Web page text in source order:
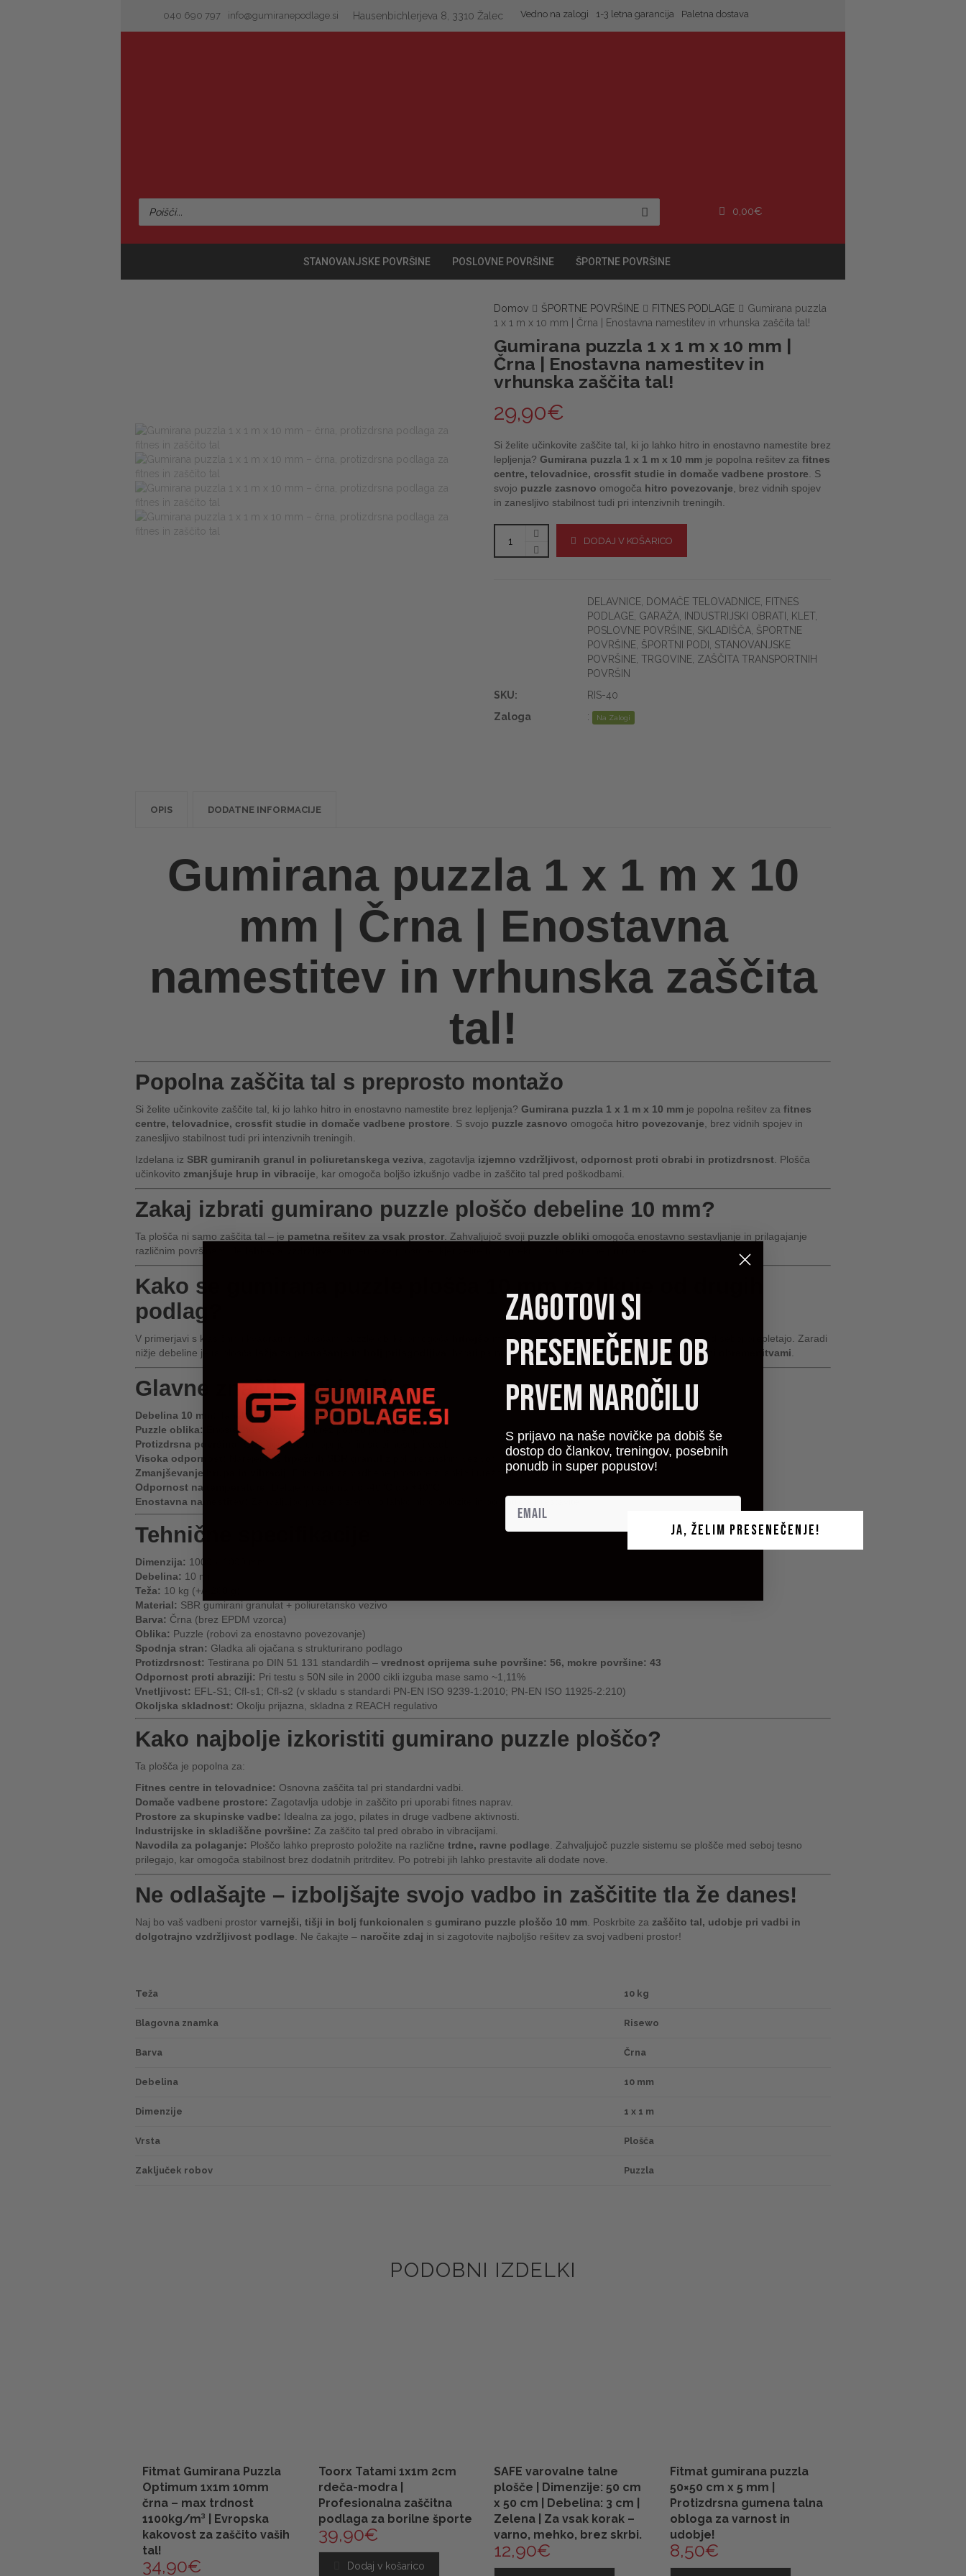
040 690 797 info@gumiranepodlage.si Hausenbichlerjeva 8, 3310 Žalec Vedno na zalogi 1-3 letna garancija Paletna dostava
0,00€
STANOVANJSKE POVRŠINE POSLOVNE POVRŠINE ŠPORTNE POVRŠINE
Domov ŠPORTNE POVRŠINE FITNES PODLAGE
Gumirana puzzla
1 x 1 m x 10 mm | Črna | Enostavna namestitev in vrhunska zaščita tal!
Gumirana puzzla 1 x 1 m x 10 mm |
Črna | Enostavna namestitev in
vrhunska zaščita tal!
29,90€
Si želite učinkovite zaščite tal, ki jo lahko hitro in enostavno namestite brez
lepljenja? Gumirana puzzla 1 x 1 m x 10 mm je popolna rešitev za fitnes
centre, telovadnice, crossfit studie in domače vadbene prostore . S
svojo puzzle zasnovo omogoča hitro povezovanje , brez vidnih spojev
in zanesljivo stabilnost tudi pri intenzivnih treningih.
DODAJ V KOŠARICO
DELAVNICE DOMAČE TELOVADNICE FITNES
PODLAGE GARAŽA INDUSTRIJSKI OBRATI KLET,
POSLOVNE POVRŠINE SKLADIŠČA ŠPORTNE
POVRŠINE ŠPORTNI PODI
STANOVANJSKE
POVRŠINE TRGOVINE ZAŠČITA TRANSPORTNIH
POVRŠIN
SKU:
RIS-40
Zaloga
: Na Zalogi
OPIS DODATNE INFORMACIJE
Gumirana puzzla 1 x 1 m x 10
mm | Črna | Enostavna
namestitev in vrhunska zaščita
tal!
Popolna zaščita tal s preprosto montažo
Si želite učinkovite zaščite tal, ki jo lahko hitro in enostavno namestite brez lepljenja? Gumirana puzzla 1 x 1 m x 10 mm je popolna rešitev za fitnes
centre, telovadnice, crossfit studie in domače vadbene prostore . S svojo puzzle zasnovo omogoča hitro povezovanje , brez vidnih spojev in
zanesljivo stabilnost tudi pri intenzivnih treningih.
Izdelana iz SBR gumiranih granul in poliuretanskega veziva , zagotavlja izjemno vzdržljivost, odpornost proti obrabi in protizdrsnost . Plošča
učinkovito zmanjšuje hrup in vibracije , kar omogoča boljšo izkušnjo vadbe in zaščito tal pred poškodbami.
Zakaj izbrati gumirano puzzle ploščo debeline 10 mm?
Ta plošča ni samo zaščita tal – je pametna rešitev za vsak prostor . Zahvaljujoč svoji puzzle obliki omogoča enostavno sestavljanje in prilagajanje
različnim površinam. Je
Kako se gumirana puzzle plošča 10 mm razlikuje od drugih
podlag?
V primerjavi s klasičnimi kvadratnimi ploščami puzzle oblika omogoča hitrejšo montažo in večjo stabilnost, saj se plošče med seboj prepletajo. Zaradi
nižje debeline je ta plošča
, hkrati pa nudidovolj zaščite za tla pred srednje težkimi obremenitvami
Glavne značilnosti izdelka
Debelina 10 mm:
Tanek, a trpežen sloj za zaščito tal.
Puzzle oblika:
Enostavno sestavljanje brez potreb po lepljenju.
Protizdrsna površina:
Omogoča varen oprijem in stabilnost pri vadbi.
Visoka odpornost:
Narejena iz
z poliuretanskim vezivom za dolgo življenjsko dobo.
Zmanjševanje hrupa in vibracij:
Primerna za vadbene prostore z lahkimi utežmi in napravami.
Odpornost na temperature:
Enostavna namestitev:
Zahvaljujoč puzzle sistemu jo lahko hitro položite in po potrebi prestavite.
Tehnične specifikacije
Dimenzija: 1000 x 1000 mm
Debelina: 10 mm
Teža: 10 kg (+/- 200 g)
Material: SBR gumirani granulat + poliuretansko vezivo
Barva: Črna (brez EPDM vzorca)
Oblika: Puzzle (robovi za enostavno povezovanje)
Spodnja stran: Gladka ali ojačana s strukturirano podlago
Protizdrsnost: Testirana po DIN 51 131 standardih – vrednost oprijema suhe površine: 56, mokre površine: 43
Odpornost proti abraziji: Pri testu s 50N sile in 2000 cikli izguba mase samo ~1,11%
Vnetljivost: EFL-S1; Cfl-s1; Cfl-s2 (v skladu s standardi PN-EN ISO 9239-1:2010; PN-EN ISO 11925-2:210)
Okoljska skladnost: Okolju prijazna, skladna z REACH regulativo
Kako najbolje izkoristiti gumirano puzzle ploščo?
Ta plošča je popolna za:
Fitnes centre in telovadnice: Osnovna zaščita tal pri standardni vadbi.
Domače vadbene prostore: Zagotavlja udobje in zaščito pri uporabi fitnes naprav.
Prostore za skupinske vadbe: Idealna za jogo, pilates in druge vadbene aktivnosti.
Industrijske in skladiščne površine: Za zaščito tal pred obrabo in vibracijami.
Navodila za polaganje: Ploščo lahko preprosto položite na različne trdne, ravne podlage . Zahvaljujoč puzzle sistemu se plošče med seboj tesno
prilegajo, kar omogoča stabilnost brez dodatnih pritrditev. Po potrebi jih lahko prestavite ali dodate nove.
Ne odlašajte – izboljšajte svojo vadbo in zaščitite tla že danes!
Naj bo vaš vadbeni prostor varnejši, tišji in bolj funkcionalen s gumirano puzzle ploščo 10 mm . Poskrbite za zaščito tal, udobje pri vadbi in
dolgotrajno vzdržljivost podlage . Ne čakajte – naročite zdaj in si zagotovite najboljšo rešitev za svoj vadbeni prostor!
Teža 10 kg
Blagovna znamka Risewo
Barva Črna
Debelina 10 mm
Dimenzije 1 x 1 m
Vrsta Plošča
Zaključek robov Puzzla
PODOBNI IZDELKI
Fitmat Gumirana Puzzla
Optimum 1x1m 10mm
črna – max trdnost
1100kg/m³ | Evropska
kakovost za zaščito vaših
tal!
34,90€
Toorx Tatami 1x1m 2cm
rdeča-modra |
Profesionalna zaščitna
podlaga za borilne športe
39,90€
Dodaj v košarico
SAFE varovalne talne
plošče | Dimenzije: 50 cm
x 50 cm | Debelina: 3 cm |
Zelena | Za vsak korak –
varno, mehko, brez skrbi.
12,90€
Fitmat gumirana puzzla
50×50 cm x 5 mm |
Protizdrsna gumena talna
obloga za varnost in
udobje!
8,50€
zagotovi si
presenečenje ob
prvem naročilu
S prijavo na naše novičke pa dobiš še
dostop do člankov, treningov, posebnih
ponudb in super popustov!
JA, ŽELIM PRESENEČENJE!